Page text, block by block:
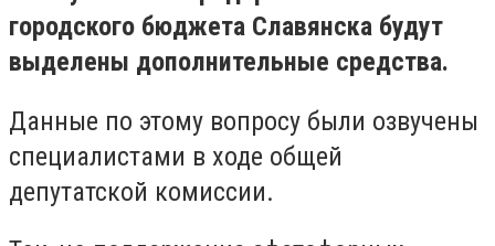
городского бюджета Славянска будут
выделены дополнительные средства.
Данные по этому вопросу были озвучены
специалистами в ходе общей
депутатской комиссии.